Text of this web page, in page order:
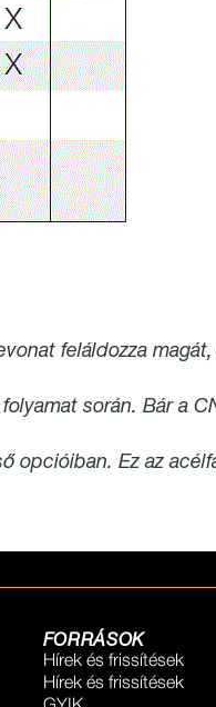
feláldozza
során. Bár a
opcióiban. Ez az
FORRÁSOK
Hírek és frissítések
Hírek és frissítések